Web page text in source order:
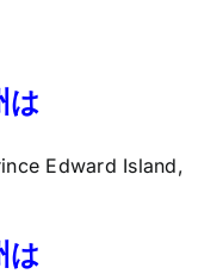
は
Edward Island,
は